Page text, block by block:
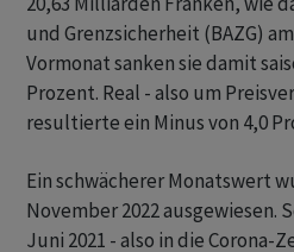
und Grenzsicherheit (BAZG)
Vormonat sanken sie damit
Prozent. Real - also um
resultierte ein Minus von 4,0
Ein schwächerer Monatswert
November 2022 ausgewiesen.
Juni 2021 - also in die Corona-